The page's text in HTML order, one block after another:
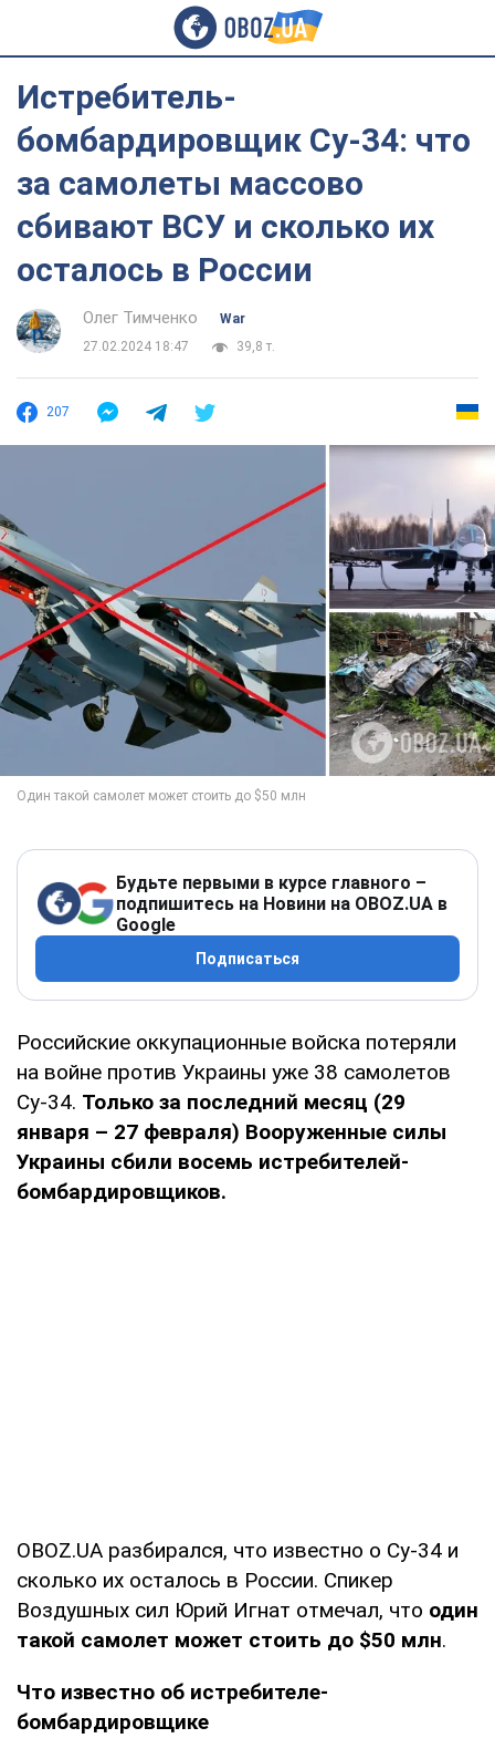
Истребитель-
бомбардировщик Су-34: что
за самолеты массово
сбивают ВСУ и сколько их
осталось в России
Олег Тимченко
War
27.02.2024 18:47
39,8 т.
207
Будьте первыми в курсе главного –
подпишитесь на Новини на OBOZ.UA в
Google
Подписаться
Российские оккупационные войска потеряли
на войне против Украины уже 38 самолетов
Су-34. Только за последний месяц (29
января – 27 февраля) Вооруженные силы
Украины сбили восемь истребителей-
бомбардировщиков.
OBOZ.UA разбирался, что известно о Су-34 и
сколько их осталось в России. Спикер
Воздушных сил Юрий Игнат отмечал, что один
такой самолет может стоить до $50 млн.
Что известно об истребителе-
бомбардировщике